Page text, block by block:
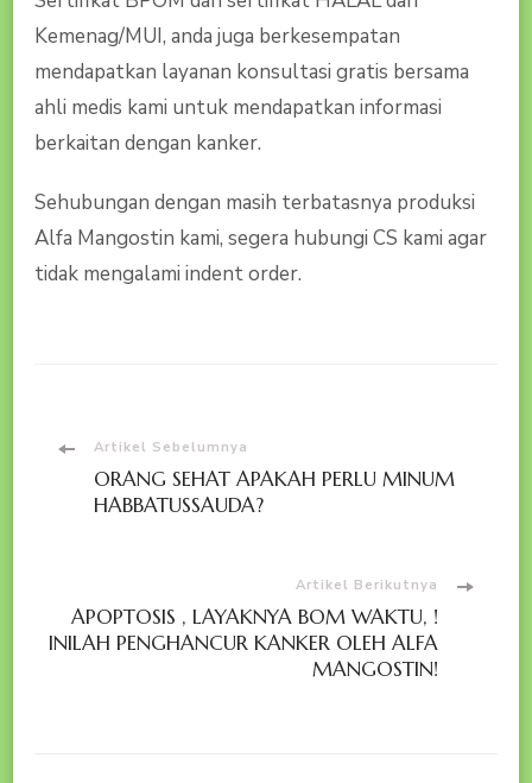
Kemenag/MUI, anda juga berkesempatan
mendapatkan layanan konsultasi gratis bersama
ahli medis kami untuk mendapatkan informasi
berkaitan dengan kanker.
Sehubungan dengan masih terbatasnya produksi
Alfa Mangostin kami, segera hubungi CS kami agar
tidak mengalami indent order.
Navigasi
Artikel
Artikel Sebelumnya
ORANG SEHAT APAKAH PERLU MINUM
HABBATUSSAUDA?
Artikel Berikutnya
APOPTOSIS , LAYAKNYA BOM WAKTU, !
INILAH PENGHANCUR KANKER OLEH ALFA
MANGOSTIN!